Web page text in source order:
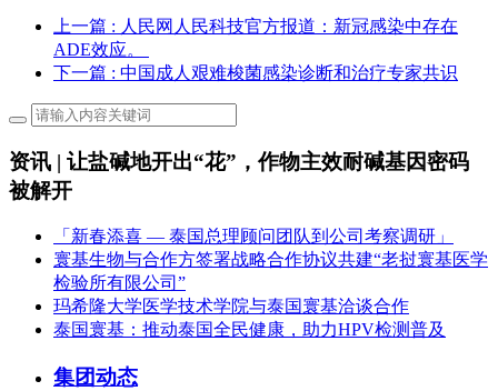
上一篇 : 人民网人民科技官方报道：新冠感染中存在
ADE效应。 ​​​​
下一篇 : 中国成人艰难梭菌感染诊断和治疗专家共识
资讯 | 让盐碱地开出“花”，作物主效耐碱基因密码
被解开
「新春添喜 — 泰国总理顾问团队到公司考察调研」
寰基生物与合作方签署战略合作协议共建“老挝寰基医学
检验所有限公司”
玛希隆大学医学技术学院与泰国寰基洽谈合作
泰国寰基：推动泰国全民健康，助力HPV检测普及
集团动态